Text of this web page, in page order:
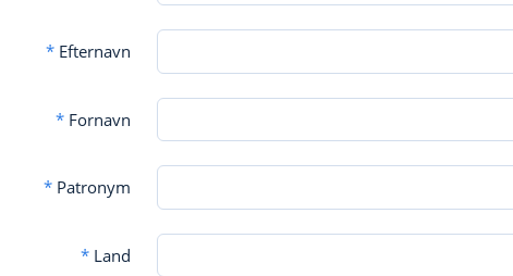
*Efternavn
*Fornavn
*Patronym
*Land